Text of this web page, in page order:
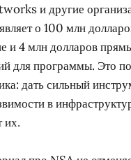
и другие
о 100 млн
и 4 млн долларов
для программы. Это
дать сильный
в
их.